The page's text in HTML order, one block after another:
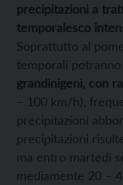
precipitazioni a
temporalesco
Soprattutto al
temporali
grandinigeni, con
– 100 km/h),
precipitazioni
precipitazioni
ma entro martedì
mediamente 20 –